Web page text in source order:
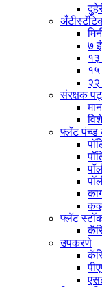
७
१३
१५
२२
संरक्षक
फ्लॅट पंच्ड
फ्लॅट
उपकरणे